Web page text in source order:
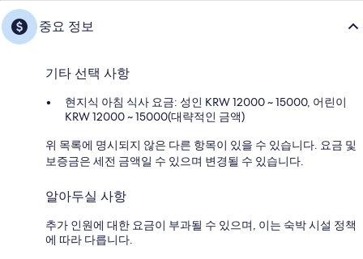
중요 정보
기타 선택 사항
현지식 아침 식사 요금: 성인 KRW 12000 ~ 15000, 어린이
KRW 12000 ~ 15000(대략적인 금액)
위 목록에 명시되지 않은 다른 항목이 있을 수 있습니다. 요금 및
보증금은 세전 금액일 수 있으며 변경될 수 있습니다.
알아두실 사항
추가 인원에 대한 요금이 부과될 수 있으며, 이는 숙박 시설 정책
에 따라 다릅니다.